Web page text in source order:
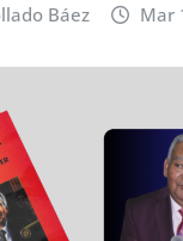
Báez Mar